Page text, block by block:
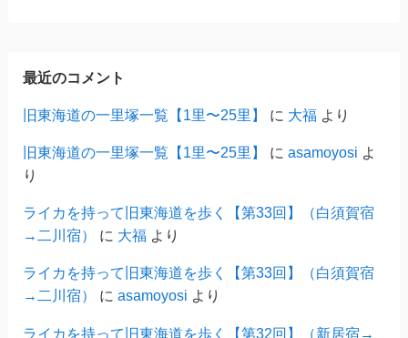
最近のコメント
旧東海道の一里塚一覧【1里〜25里】 に 大福より
旧東海道の一里塚一覧【1里〜25里】 に asamoyosi よ
り
ライカを持って旧東海道を歩く【第33回】（白須賀宿
→二川宿）
に 大福より
ライカを持って旧東海道を歩く【第33回】（白須賀宿
→二川宿）
に asamoyosi より
ライカを持って旧東海道を歩く【第32回】（新居宿→